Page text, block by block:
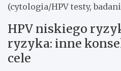
(cytologia/HPV testy,
HPV niskiego
ryzyka: inne
cele